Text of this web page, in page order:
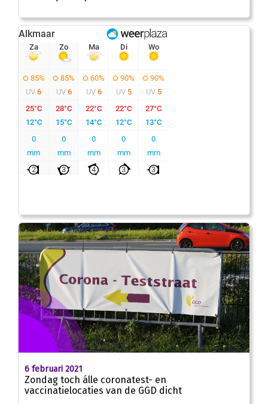
6 februari 2021
Zondag toch álle coronatest- en
vaccinatielocaties van de GGD dicht